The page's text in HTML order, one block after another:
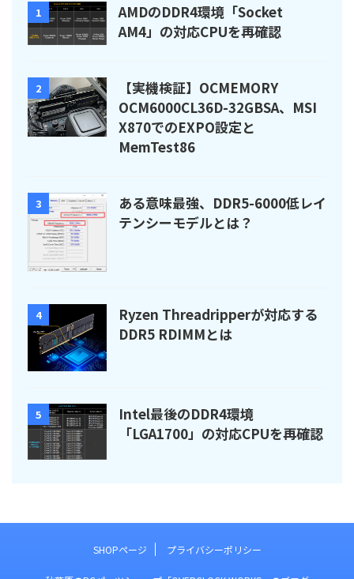
1
AMDのDDR4環境「Socket
AM4」の対応CPUを再確認
2
【実機検証】OCMEMORY
OCM6000CL36D-32GBSA、MSI
X870でのEXPO設定と
MemTest86
3
ある意味最強、DDR5-6000低レイ
テンシーモデルとは？
4
Ryzen Threadripperが対応する
DDR5 RDIMMとは
5
Intel最後のDDR4環境
「LGA1700」の対応CPUを再確認
SHOPページ プライバシーポリシー